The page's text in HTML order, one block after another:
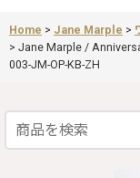
Home > Jane Marple >
> Jane Marple /
003-JM-OP-KB-ZH